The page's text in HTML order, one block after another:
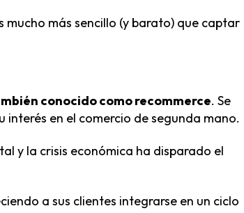
más sencillo (y barato) que captar
conocido como recommerce. Se
en el comercio de segunda mano.
y la crisis económica ha disparado el
a sus clientes integrarse en un ciclo